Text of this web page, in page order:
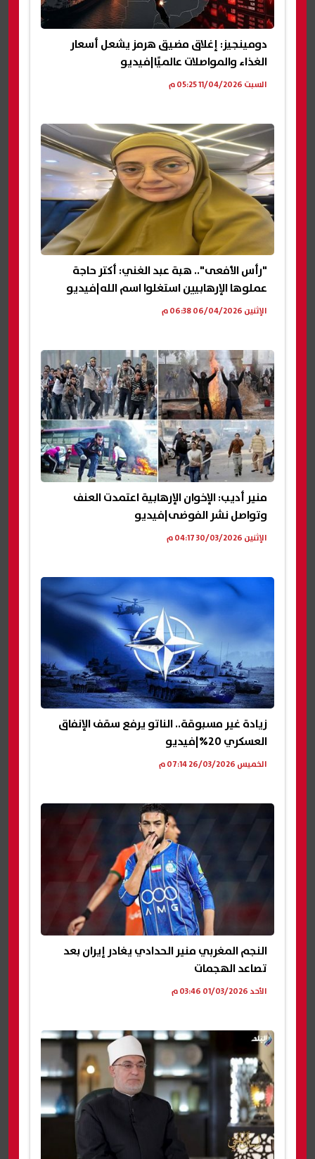
دومينجيز: إغلاق مضيق هرمز يشعل أسعار
الغذاء والمواصلات عالميًا|فيديو
السبت 11/04/2026 05:25 م
"رأس الأفعى".. هبة عبد الغني: أكتر حاجة
عملوها الإرهابيين استغلوا اسم الله|فيديو
الإثنين 06/04/2026 06:38 م
منير أديب: الإخوان الإرهابية اعتمدت العنف
وتواصل نشر الفوضى|فيديو
الإثنين 30/03/2026 04:17 م
زيادة غير مسبوقة.. الناتو يرفع سقف الإنفاق
العسكري 20%|فيديو
الخميس 26/03/2026 07:14 م
النجم المغربي منير الحدادي يغادر إيران بعد
تصاعد الهجمات
الأحد 01/03/2026 03:46 م